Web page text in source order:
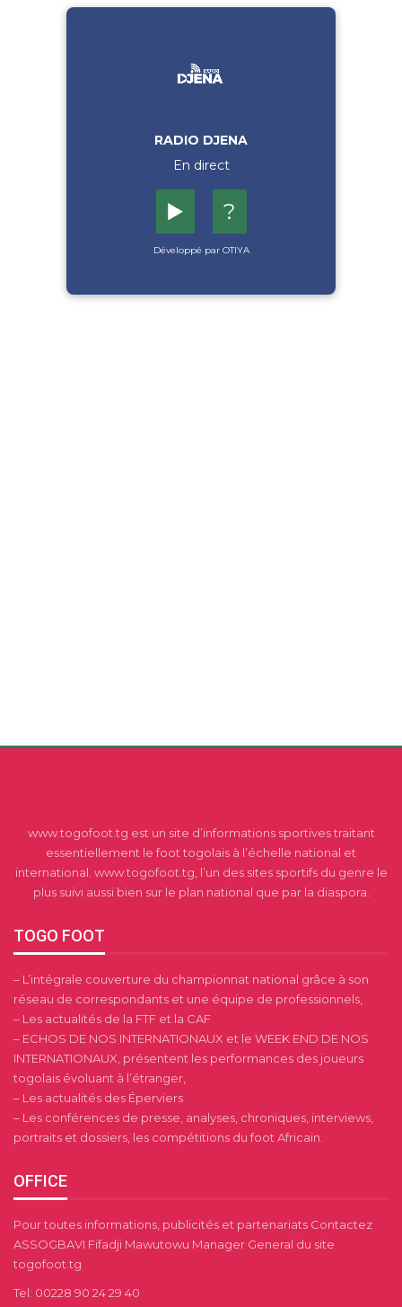
RADIO DJENA
En direct
▶️ ?
Développé par OTIYA
www.togofoot.tg est un site d’informations sportives traitant
essentiellement le foot togolais à l’échelle national et
international. www.togofoot.tg, l’un des sites sportifs du genre le
plus suivi aussi bien sur le plan national que par la diaspora.
TOGO FOOT
– L’intégrale couverture du championnat national grâce à son
réseau de correspondants et une équipe de professionnels,
– Les actualités de la FTF et la CAF
– ECHOS DE NOS INTERNATIONAUX et le WEEK END DE NOS
INTERNATIONAUX, présentent les performances des joueurs
togolais évoluant à l’étranger,
– Les actualités des Éperviers
– Les conférences de presse, analyses, chroniques, interviews,
portraits et dossiers, les compétitions du foot Africain.
OFFICE
Pour toutes informations, publicités et partenariats Contactez
ASSOGBAVI Fifadji Mawutowu Manager General du site
togofoot.tg
Tel: 00228 90 24 29 40